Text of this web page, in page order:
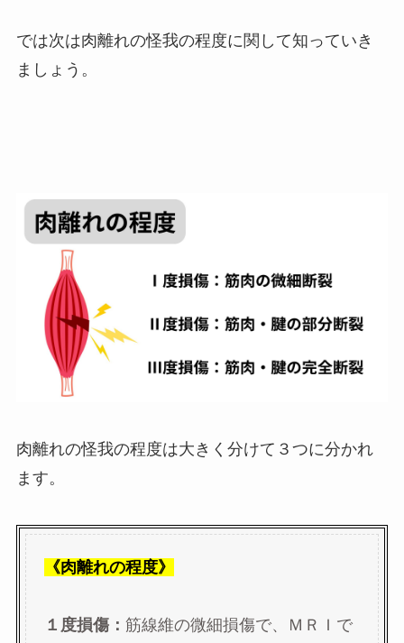
では次は肉離れの怪我の程度に関して知っていき
ましょう。
肉離れの怪我の程度は大きく分けて３つに分かれ
ます。
《肉離れの程度》
１度損傷： 筋線維の微細損傷で、ＭＲＩで